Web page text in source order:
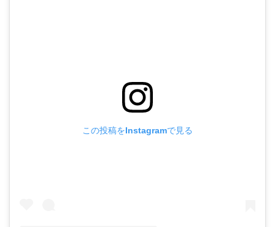
この投稿をInstagramで見る